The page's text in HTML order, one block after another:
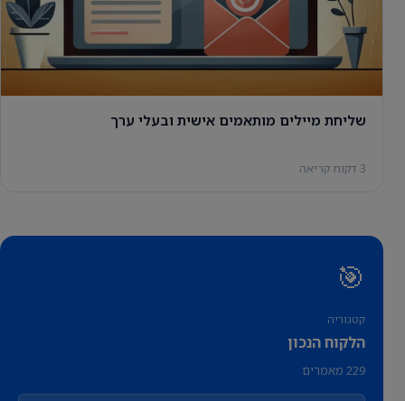
שליחת מיילים מותאמים אישית ובעלי ערך
3 דקות קריאה
🎯
קטגוריה
הלקוח הנכון
229 מאמרים